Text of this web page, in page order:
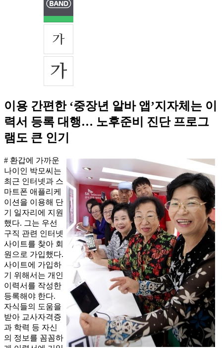
이용 간편한 ‘중장년 알바 앱’지자체는 이
력서 등록 대행… 노후준비 진단 프로그
램도 큰 인기
# 환갑에 가까운
나이인 박모씨는
최근 인터넷과 스
마트폰 애플리케
이션을 이용해 단
기 일자리에 지원
했다. 그는 우선
구직 관련 인터넷
사이트를 찾아 회
원으로 가입했다.
사이트에 가입하
기 위해서는 개인
이력서를 작성한
등록해야 한다.
자식들의 도움을
받아 교사자격증
과 학력 등 자신
의 정보를 꼼꼼하